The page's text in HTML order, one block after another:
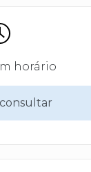
horário